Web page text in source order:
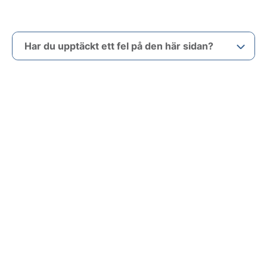
Har du upptäckt ett fel på den här sidan?